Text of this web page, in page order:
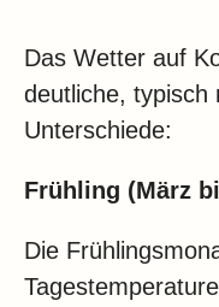
Das Wetter auf
deutliche, typisch
Unterschiede:
Frühling (März
Die